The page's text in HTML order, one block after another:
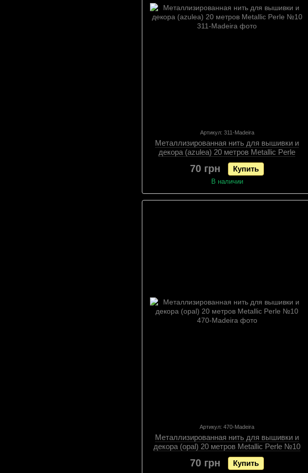
Артикул: 311-Madeira
Металлизированная нить для вышивки и
декора (azulea) 20 метров Metallic Perle
№10
70 грн Купить
В наличии
Артикул: 470-Madeira
Металлизированная нить для вышивки и
декора (opal) 20 метров Metallic Perle №10
70 грн Купить